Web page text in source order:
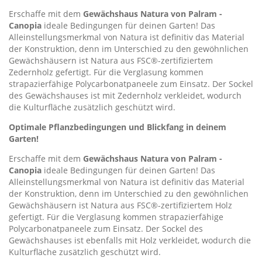
Erschaffe mit dem Gewächshaus Natura von Palram -
Canopia ideale Bedingungen für deinen Garten! Das
Alleinstellungsmerkmal von Natura ist definitiv das Material
der Konstruktion, denn im Unterschied zu den gewöhnlichen
Gewächshäusern ist Natura aus FSC®-zertifiziertem
Zedernholz gefertigt. Für die Verglasung kommen
strapazierfähige Polycarbonatpaneele zum Einsatz. Der Sockel
des Gewächshauses ist mit Zedernholz verkleidet, wodurch
die Kulturfläche zusätzlich geschützt wird.
Optimale Pflanzbedingungen und Blickfang in deinem
Garten!
Erschaffe mit dem Gewächshaus Natura von Palram -
Canopia ideale Bedingungen für deinen Garten! Das
Alleinstellungsmerkmal von Natura ist definitiv das Material
der Konstruktion, denn im Unterschied zu den gewöhnlichen
Gewächshäusern ist Natura aus FSC®-zertifiziertem Holz
gefertigt. Für die Verglasung kommen strapazierfähige
Polycarbonatpaneele zum Einsatz. Der Sockel des
Gewächshauses ist ebenfalls mit Holz verkleidet, wodurch die
Kulturfläche zusätzlich geschützt wird.